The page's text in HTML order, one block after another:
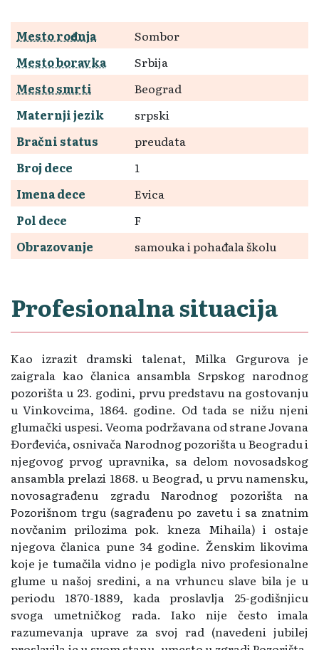
Mesto rođenja
Sombor
Mesto boravka
Srbija
Mesto smrti
Beograd
Maternji jezik
srpski
Bračni status
preudata
Broj dece
1
Imena dece
Evica
Pol dece
F
Obrazovanje
samouka i pohađala školu
Profesionalna situacija
Kao izrazit dramski talenat, Milka Grgurova je
zaigrala kao članica ansambla Srpskog narodnog
pozorišta u 23. godini, prvu predstavu na gostovanju
u Vinkovcima, 1864. godine. Od tada se nižu njeni
glumački uspesi. Veoma podržavana od strane Jovana
Đorđevića, osnivača Narodnog pozorišta u Beogradu i
njegovog prvog upravnika, sa delom novosadskog
ansambla prelazi 1868. u Beograd, u prvu namensku,
novosagrađenu zgradu Narodnog pozorišta na
Pozorišnom trgu (sagrađenu po zavetu i sa znatnim
novčanim prilozima pok. kneza Mihaila) i ostaje
njegova članica pune 34 godine. Ženskim likovima
koje je tumačila vidno je podigla nivo profesionalne
glume u našoj sredini, a na vrhuncu slave bila je u
periodu 1870-1889, kada proslavlja 25-godišnjicu
svoga umetničkog rada. Iako nije često imala
razumevanja uprave za svoj rad (navedeni jubilej